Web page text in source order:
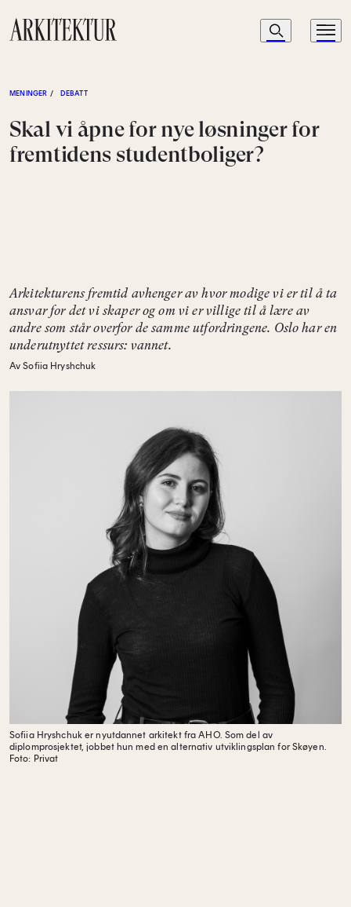
Navigasjon
Søk Meny
MENINGER / DEBATT
Skal vi åpne for nye løsninger for
fremtidens studentboliger?
Arkitekturens fremtid avhenger av hvor modige vi er til å ta
ansvar for det vi skaper og om vi er villige til å lære av
andre som står overfor de samme utfordringene. Oslo har en
underutnyttet ressurs: vannet.
Av Sofiia Hryshchuk
Sofiia Hryshchuk er nyutdannet arkitekt fra AHO. Som del av
diplomprosjektet, jobbet hun med en alternativ utviklingsplan for Skøyen.
Foto: Privat